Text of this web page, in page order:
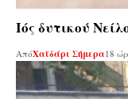
Ιός δυτικού
ΑπόΧαϊδάρι Σήμερα 18